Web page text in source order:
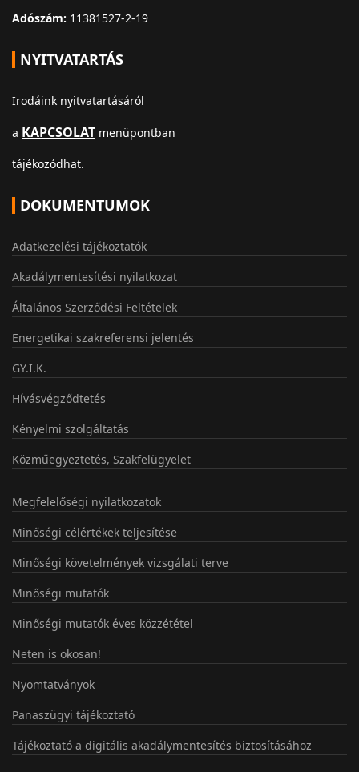
Adószám: 11381527-2-19
NYITVATARTÁS
Irodáink nyitvatartásáról
a KAPCSOLAT menüpontban
tájékozódhat.
DOKUMENTUMOK
Adatkezelési tájékoztatók
Akadálymentesítési nyilatkozat
Általános Szerződési Feltételek
Energetikai szakreferensi jelentés
GY.I.K.
Hívásvégződtetés
Kényelmi szolgáltatás
Közműegyeztetés, Szakfelügyelet
Megfelelőségi nyilatkozatok
Minőségi célértékek teljesítése
Minőségi követelmények vizsgálati terve
Minőségi mutatók
Minőségi mutatók éves közzététel
Neten is okosan!
Nyomtatványok
Panaszügyi tájékoztató
Tájékoztató a digitális akadálymentesítés biztosításához